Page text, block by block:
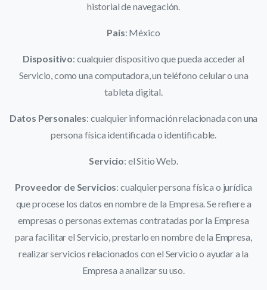
historial de navegación.
País: México
Dispositivo: cualquier dispositivo que pueda acceder al
Servicio, como una computadora, un teléfono celular o una
tableta digital.
Datos Personales: cualquier información relacionada con una
persona física identificada o identificable.
Servicio: el Sitio Web.
Proveedor de Servicios: cualquier persona física o jurídica
que procese los datos en nombre de la Empresa. Se refiere a
empresas o personas externas contratadas por la Empresa
para facilitar el Servicio, prestarlo en nombre de la Empresa,
realizar servicios relacionados con el Servicio o ayudar a la
Empresa a analizar su uso.